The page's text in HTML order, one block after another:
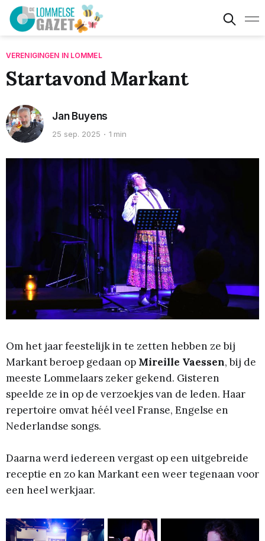
VERENIGINGEN IN LOMMEL
Startavond Markant
Jan Buyens
25 sep. 2025 1 min
Om het jaar feestelijk in te zetten hebben ze bij
Markant beroep gedaan op Mireille Vaessen, bij de
meeste Lommelaars zeker gekend. Gisteren
speelde ze in op de verzoekjes van de leden. Haar
repertoire omvat héél veel Franse, Engelse en
Nederlandse songs.
Daarna werd iedereen vergast op een uitgebreide
receptie en zo kan Markant een weer tegenaan voor
een heel werkjaar.